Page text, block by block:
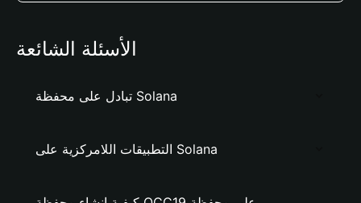
الأسئلة الشائعة
تبادل على محفظة Solana
التطبيقات اللامركزية على Solana